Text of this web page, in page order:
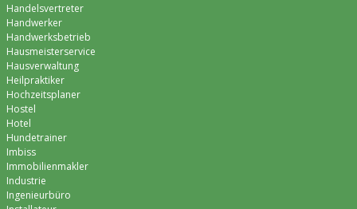
Handelsvertreter
Handwerker
Handwerksbetrieb
Hausmeisterservice
Hausverwaltung
Heilpraktiker
Hochzeitsplaner
Hostel
Hotel
Hundetrainer
Imbiss
Immobilienmakler
Industrie
Ingenieurbüro